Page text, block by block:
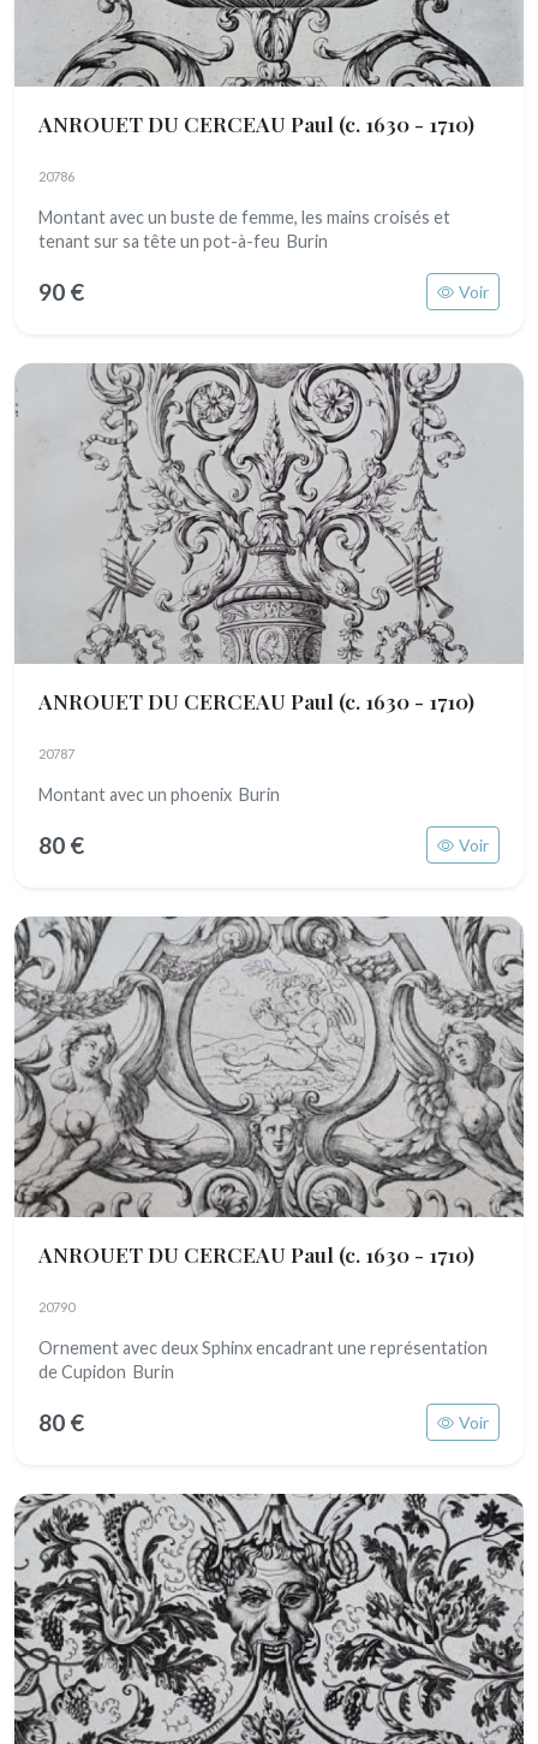
ANROUET DU CERCEAU Paul (c. 1630 - 1710)
20786
Montant avec un buste de femme, les mains croisés et
tenant sur sa tête un pot-à-feu Burin
90 € Voir
ANROUET DU CERCEAU Paul (c. 1630 - 1710)
20787
Montant avec un phoenix Burin
80 € Voir
ANROUET DU CERCEAU Paul (c. 1630 - 1710)
20790
Ornement avec deux Sphinx encadrant une représentation
de Cupidon Burin
80 € Voir